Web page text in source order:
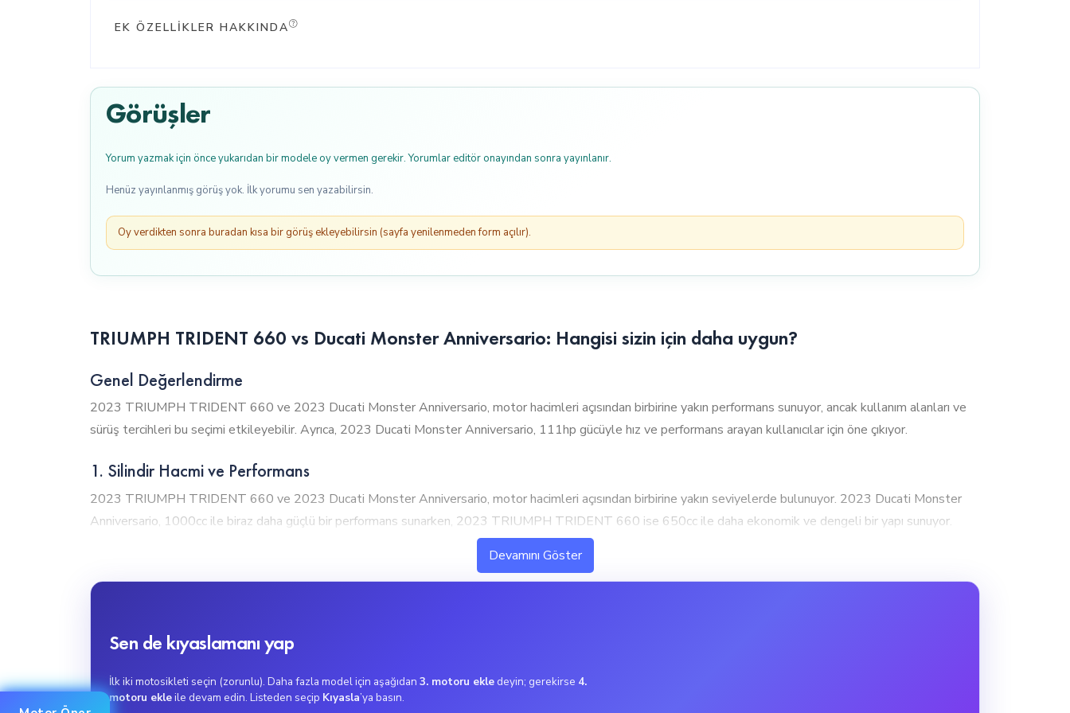
EK ÖZELLIKLER HAKKINDA
Görüşler
Yorum yazmak için önce yukarıdan bir modele oy vermen gerekir. Yorumlar editör onayından sonra yayınlanır.
Henüz yayınlanmış görüş yok. İlk yorumu sen yazabilirsin.
Oy verdikten sonra buradan kısa bir görüş ekleyebilirsin (sayfa yenilenmeden form açılır).
TRIUMPH TRIDENT 660 vs Ducati Monster Anniversario: Hangisi sizin için daha uygun?
Genel Değerlendirme
2023 TRIUMPH TRIDENT 660 ve 2023 Ducati Monster Anniversario, motor hacimleri açısından birbirine yakın performans sunuyor, ancak kullanım alanları ve
sürüş tercihleri bu seçimi etkileyebilir. Ayrıca, 2023 Ducati Monster Anniversario, 111hp gücüyle hız ve performans arayan kullanıcılar için öne çıkıyor.
1. Silindir Hacmi ve Performans
2023 TRIUMPH TRIDENT 660 ve 2023 Ducati Monster Anniversario, motor hacimleri açısından birbirine yakın seviyelerde bulunuyor. 2023 Ducati Monster
Anniversario, 1000cc ile biraz daha güçlü bir performans sunarken, 2023 TRIUMPH TRIDENT 660 ise 650cc ile daha ekonomik ve dengeli bir yapı sunuyor.
2023 Ducati Monster Anniversario, 1000cc motor hacmiyle yüksek performans ve hızlanma isteyen kullanıcılar için ideal. Performans odaklı kullanıcılar ve
2023 Ducati Monster Anniversario, 93Nm tork gücü ile güçlü bir performans sunuyor. Yüksek tork değeri, ani hızlanma ve dik yokuşlarda üstünlük sağlar. 2023
TRIUMPH TRIDENT 660 ise 64Nm tork değeri ile şehir içi kullanımda daha dengeli bir sürüş sunar.
2023 Ducati Monster Anniversario, ani hızlanma gerektiren kullanıcılar için ideal. Orta seviyede tork gücü, hem şehir içi hem de kısa mesafeli yolculuklar için
uygundur.
Devamını Göster
Sen de kıyaslamanı yap
İlk iki motosikleti seçin (zorunlu). Daha fazla model için aşağıdan 3. motoru ekledeyin; gerekirse 4.
motoru ekleile devam edin. Listeden seçip Kıyasla’ya basın.